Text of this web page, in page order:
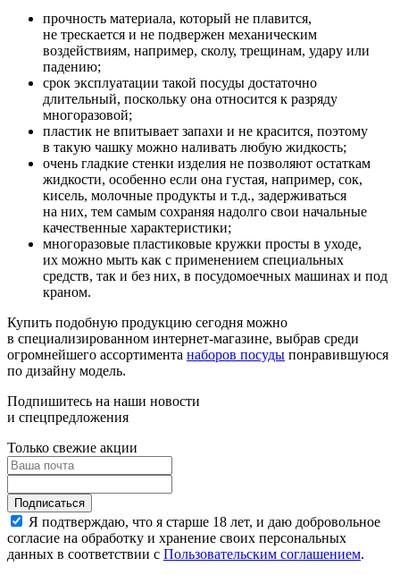
прочность материала, который не плавится,
не трескается и не подвержен механическим
воздействиям, например, сколу, трещинам, удару или
падению;
срок эксплуатации такой посуды достаточно
длительный, поскольку она относится к разряду
многоразовой;
пластик не впитывает запахи и не красится, поэтому
в такую чашку можно наливать любую жидкость;
очень гладкие стенки изделия не позволяют остаткам
жидкости, особенно если она густая, например, сок,
кисель, молочные продукты и т.д., задерживаться
на них, тем самым сохраняя надолго свои начальные
качественные характеристики;
многоразовые пластиковые кружки просты в уходе,
их можно мыть как с применением специальных
средств, так и без них, в посудомоечных машинах и под
краном.
Купить подобную продукцию сегодня можно
в специализированном интернет-магазине, выбрав среди
огромнейшего ассортимента наборов посуды понравившуюся
по дизайну модель.
Подпишитесь на наши новости
и спецпредложения
Только свежие акции
Я подтверждаю, что я старше 18 лет, и даю добровольное
согласие на обработку и хранение своих персональных
данных в соответствии с Пользовательским соглашением.